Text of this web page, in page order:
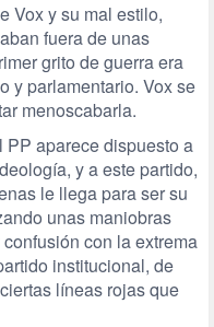
Vox y su mal estilo,
fuera de unas
grito de guerra era
y parlamentario. Vox se
menoscabarla.
PP aparece dispuesto a
y a este partido,
le llega para ser su
unas maniobras
con la extrema
institucional, de
líneas rojas que